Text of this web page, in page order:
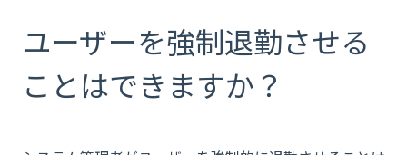
ユーザーを強制退勤させる
ことはできますか？